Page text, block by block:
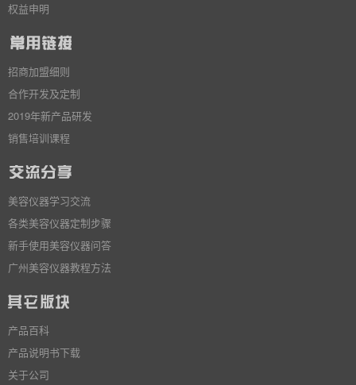
权益申明
招商加盟细则
合作开发及定制
2019年新产品研发
销售培训课程
美容仪器学习交流
各类美容仪器定制步骤
新手使用美容仪器问答
广州美容仪器教程方法
产品百科
产品说明书下载
关于公司